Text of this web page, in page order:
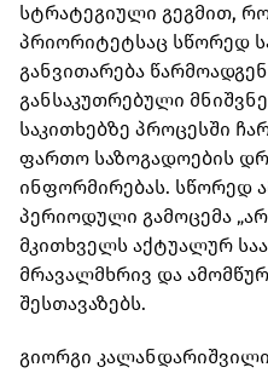
სტრატეგიული გეგმით,
პრიორიტეტსაც სწორედ
განვითარება
განსაკუთრებული
საკითხებზე პროცესში
ფართო საზოგადოების
ინფორმირებას. სწორედ
პერიოდული გამოცემა
მკითხველს აქტუალურ
მრავალმხრივ და
შესთავაზებს.
გიორგი